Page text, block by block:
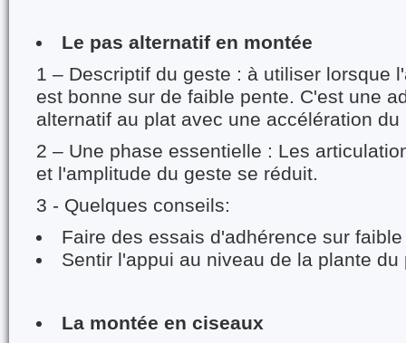
Le pas alternatif en montée
1 – Descriptif du geste : à utiliser lorsque
est bonne sur de faible pente. C'est une
alternatif au plat avec une accélération du
2 – Une phase essentielle : Les
et l'amplitude du geste se réduit.
3 - Quelques conseils:
Faire des essais d'adhérence sur
Sentir l'appui au niveau de la plante du
La montée en ciseaux